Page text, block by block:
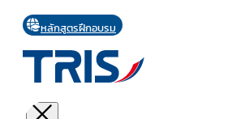
หลักสูตรฝึกอบรม